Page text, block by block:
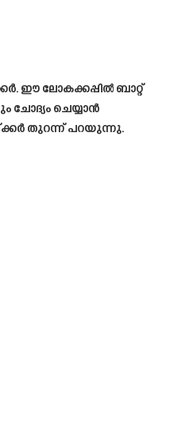
ഈ ലോകക്കപ്പിൽ ബാറ്റ്
ചോദ്യം ചെയ്യാൻ
തുറന്ന് പറയുന്നു.